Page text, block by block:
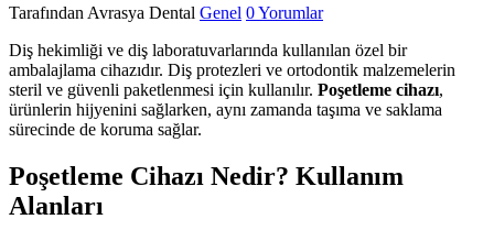
Tarafından Avrasya Dental Genel 0 Yorumlar
Diş hekimliği ve diş laboratuvarlarında kullanılan özel bir
ambalajlama cihazıdır. Diş protezleri ve ortodontik malzemelerin
steril ve güvenli paketlenmesi için kullanılır. Poşetleme cihazı,
ürünlerin hijyenini sağlarken, aynı zamanda taşıma ve saklama
sürecinde de koruma sağlar.
Poşetleme Cihazı Nedir? Kullanım
Alanları